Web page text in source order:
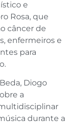
e
Rosa, que
câncer de
enfermeiros e
para
Diogo
a
durante a